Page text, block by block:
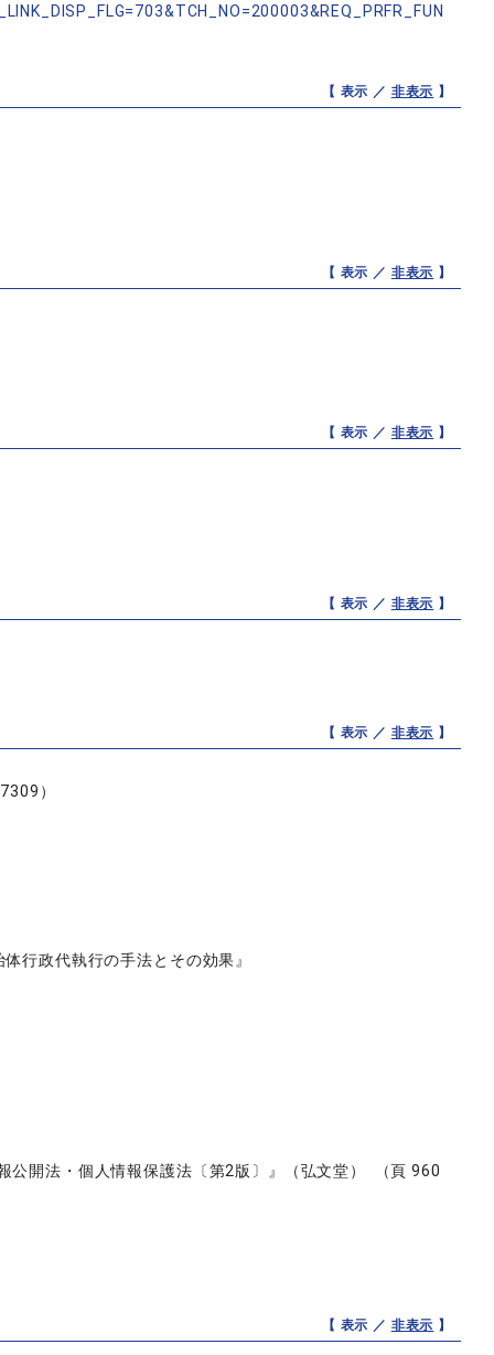
【 表示 ／ 非表示 】
【 表示 ／ 非表示 】
【 表示 ／ 非表示 】
【 表示 ／ 非表示 】
【 表示 ／ 非表示 】
）
行政代執行の手法とその効果』
公開法・個人情報保護法〔第2版〕』（弘文堂） （頁 960
【 表示 ／ 非表示 】